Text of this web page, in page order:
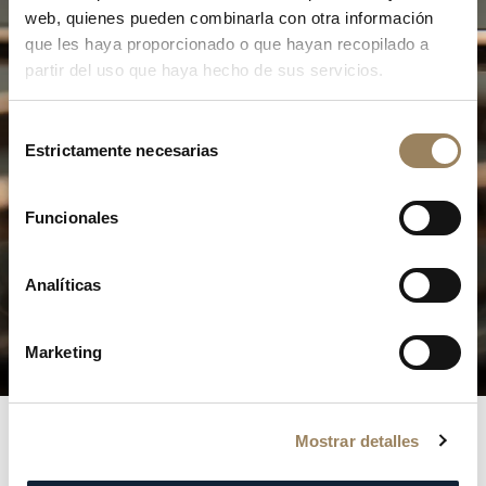
web, quienes pueden combinarla con otra información
que les haya proporcionado o que hayan recopilado a
partir del uso que haya hecho de sus servicios.
de
consentimiento
Estrictamente necesarias
Funcionales
Analíticas
Marketing
Mostrar detalles
La Excelencia de la Alta